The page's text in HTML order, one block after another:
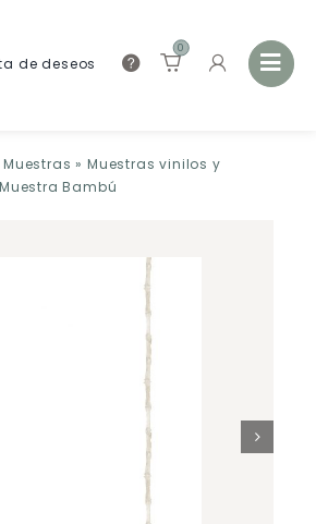
de deseos
0
Muestras » Muestras vinilos y
Muestra Bambú